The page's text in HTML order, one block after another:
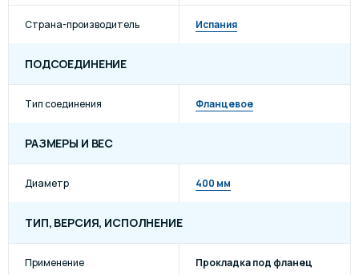
Страна-производитель Испания
ПОДСОЕДИНЕНИЕ
Тип соединения Фланцевое
РАЗМЕРЫ И ВЕС
Диаметр 400 мм
ТИП, ВЕРСИЯ, ИСПОЛНЕНИЕ
Применение Прокладка под фланец